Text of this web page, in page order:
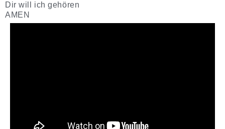
Dir will ich gehören
AMEN